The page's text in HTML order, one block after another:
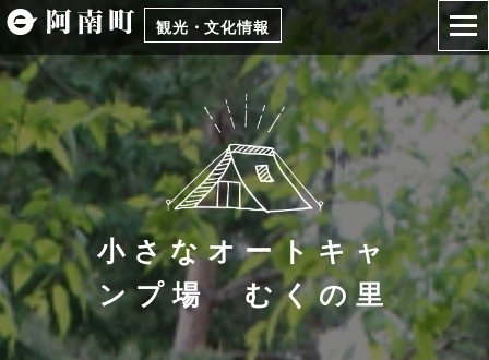
観光・文化情報
小さなオートキャ
ンプ場 むくの里